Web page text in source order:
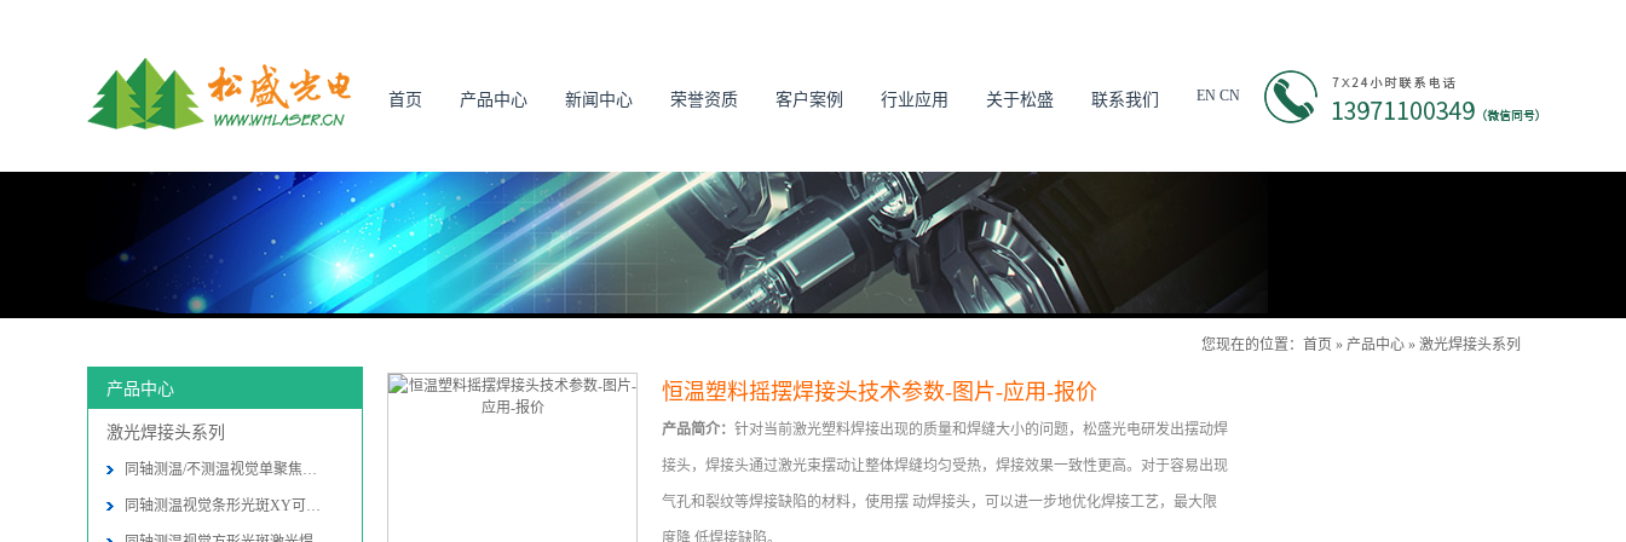
首页 产品中心 新闻中心 荣誉资质 客户案例 行业应用 关于松盛 联系我们 EN CN
您现在的位置： 首页 » 产品中心 » 激光焊接头系列
产品中心
激光焊接头系列
同轴测温/不测温视觉单聚焦激光焊接
同轴测温视觉条形光斑XY可调激光焊接
恒温塑料摇摆焊接头技术参数-图片-应用-报价
产品简介： 针对当前激光塑料焊接出现的质量和焊缝大小的问题，松盛光电研发出摆动焊
接头，焊接头通过激光束摆动让整体焊缝均匀受热，焊接效果一致性更高。对于容易出现
气孔和裂纹等焊接缺陷的材料，使用摆 动焊接头，可以进一步地优化焊接工艺，最大限
度降 低焊接缺陷。